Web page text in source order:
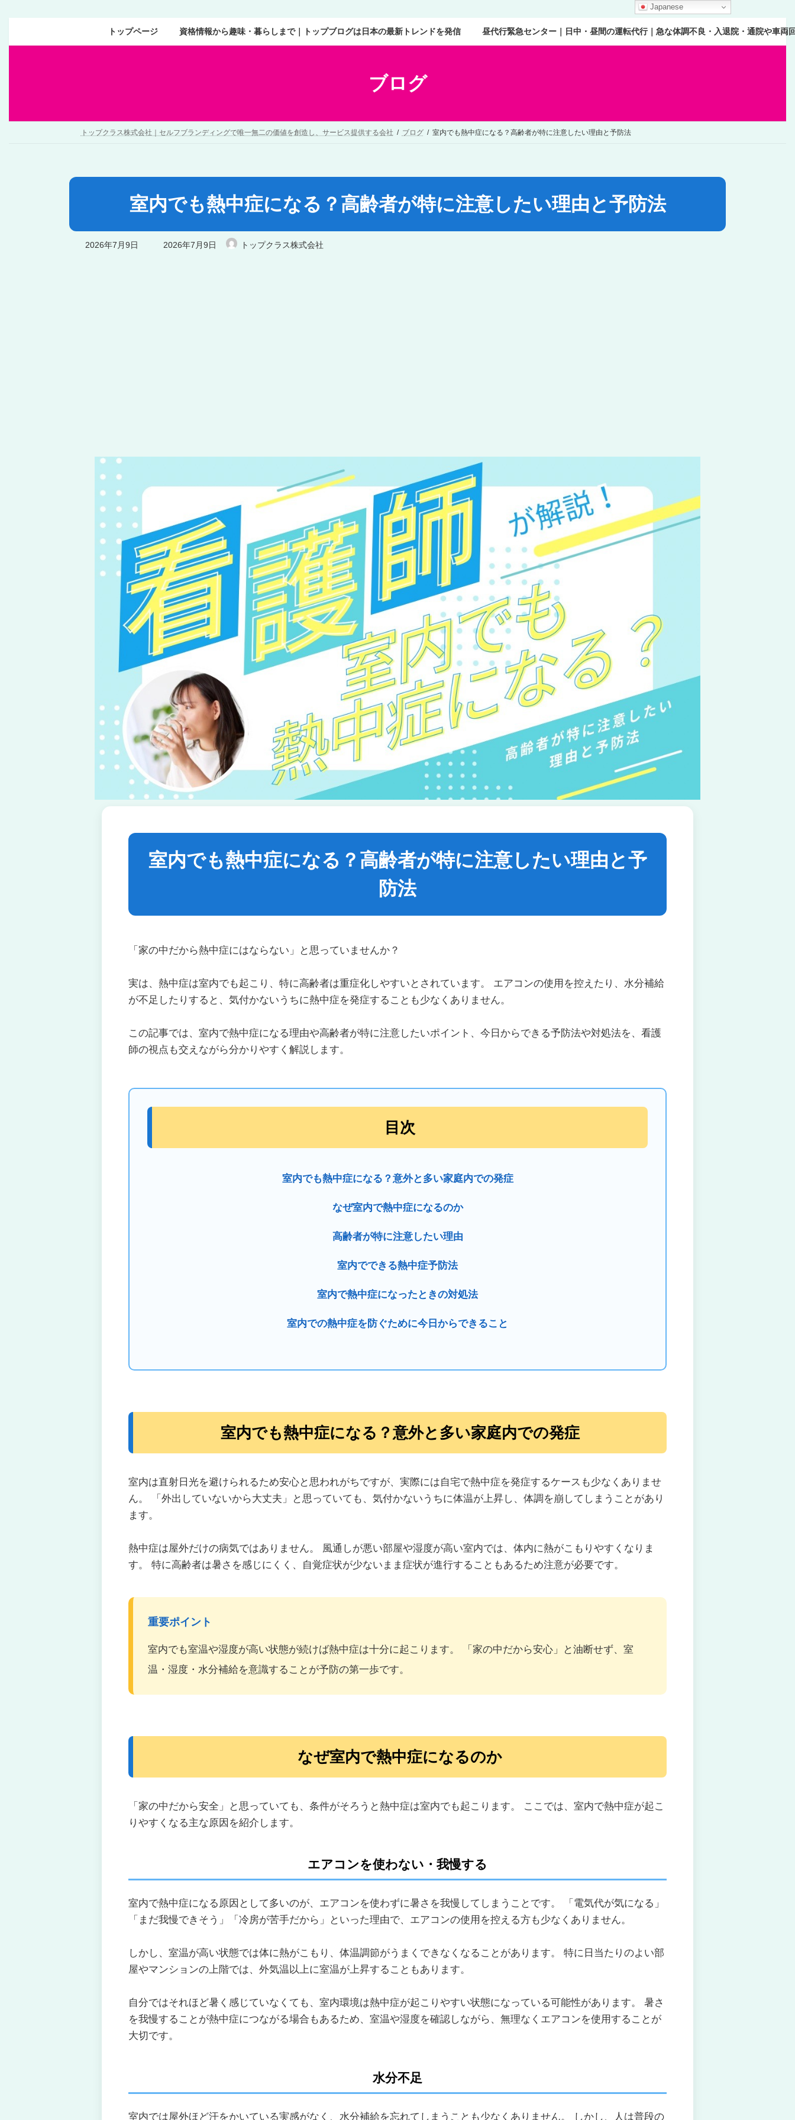
トップページ 資格情報から趣味・暮らしまで｜トップブログは日本の最新トレンドを発信 昼代行緊急センター｜日中・昼間の運転代行｜急な体調不良・入退院・通院や車両
ブログ
トップクラス株式会社｜セルフブランディングで唯一無二の価値を創造し、サービス提供する会社 ブログ 室内でも熱中症になる？高齢者が特に注意したい理由と予防法
室内でも熱中症になる？高齢者が特に注意したい理由と予防法
2026年7月9日 2026年7月9日 トップクラス株式会社
室内でも熱中症になる？高齢者が特に注意したい理由と予
防法
「家の中だから熱中症にはならない」と思っていませんか？
実は、熱中症は室内でも起こり、特に高齢者は重症化しやすいとされています。 エアコンの使用を控えたり、水分補給
が不足したりすると、気付かないうちに熱中症を発症することも少なくありません。
この記事では、室内で熱中症になる理由や高齢者が特に注意したいポイント、今日からできる予防法や対処法を、看護
師の視点も交えながら分かりやすく解説します。
目次
室内でも熱中症になる？意外と多い家庭内での発症
なぜ室内で熱中症になるのか
高齢者が特に注意したい理由
室内でできる熱中症予防法
室内で熱中症になったときの対処法
室内での熱中症を防ぐために今日からできること
室内でも熱中症になる？意外と多い家庭内での発症
室内は直射日光を避けられるため安心と思われがちですが、実際には自宅で熱中症を発症するケースも少なくありませ
ん。 「外出していないから大丈夫」と思っていても、気付かないうちに体温が上昇し、体調を崩してしまうことがあり
ます。
熱中症は屋外だけの病気ではありません。 風通しが悪い部屋や湿度が高い室内では、体内に熱がこもりやすくなりま
す。 特に高齢者は暑さを感じにくく、自覚症状が少ないまま症状が進行することもあるため注意が必要です。
重要ポイント
室内でも室温や湿度が高い状態が続けば熱中症は十分に起こります。 「家の中だから安心」と油断せず、室
温・湿度・水分補給を意識することが予防の第一歩です。
なぜ室内で熱中症になるのか
「家の中だから安全」と思っていても、条件がそろうと熱中症は室内でも起こります。 ここでは、室内で熱中症が起こ
りやすくなる主な原因を紹介します。
エアコンを使わない・我慢する
室内で熱中症になる原因として多いのが、エアコンを使わずに暑さを我慢してしまうことです。 「電気代が気になる」
「まだ我慢できそう」「冷房が苦手だから」といった理由で、エアコンの使用を控える方も少なくありません。
しかし、室温が高い状態では体に熱がこもり、体温調節がうまくできなくなることがあります。 特に日当たりのよい部
屋やマンションの上階では、外気温以上に室温が上昇することもあります。
自分ではそれほど暑く感じていなくても、室内環境は熱中症が起こりやすい状態になっている可能性があります。 暑さ
を我慢することが熱中症につながる場合もあるため、室温や湿度を確認しながら、無理なくエアコンを使用することが
大切です。
水分不足
室内では屋外ほど汗をかいている実感がなく、水分補給を忘れてしまうことも少なくありません。 しかし、人は普段の
Japanese